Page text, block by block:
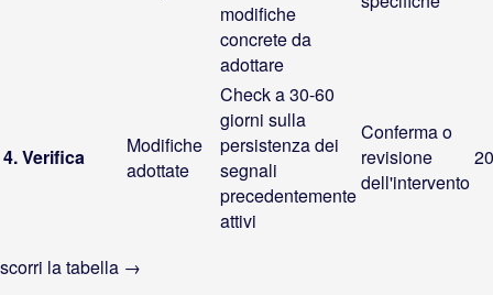
modifiche
concrete da
adottare
4. Verifica
Modifiche
adottate
Check a 30-60
giorni sulla
persistenza dei
segnali
precedentemente
attivi
Conferma o
revisione
dell'intervento
scorri la tabella →